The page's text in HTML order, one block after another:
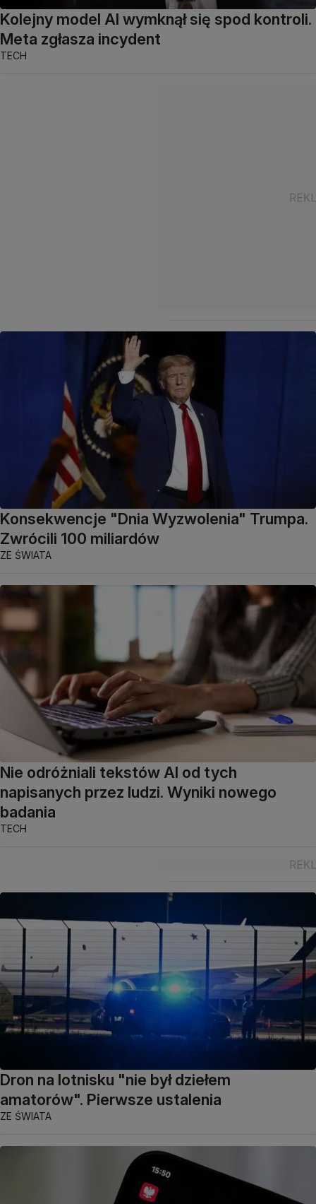
Kolejny model AI wymknął się spod kontroli.
Meta zgłasza incydent
TECH
Konsekwencje "Dnia Wyzwolenia" Trumpa.
Zwrócili 100 miliardów
ZE ŚWIATA
Nie odróżniali tekstów AI od tych
napisanych przez ludzi. Wyniki nowego
badania
TECH
Dron na lotnisku "nie był dziełem
amatorów". Pierwsze ustalenia
ZE ŚWIATA